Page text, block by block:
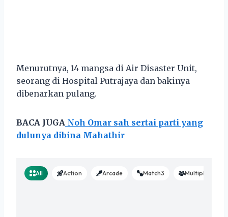
Menurutnya, 14 mangsa di Air Disaster Unit,
seorang di Hospital Putrajaya dan bakinya
dibenarkan pulang.
BACA JUGA Noh Omar sah sertai parti yang
dulunya dibina Mahathir